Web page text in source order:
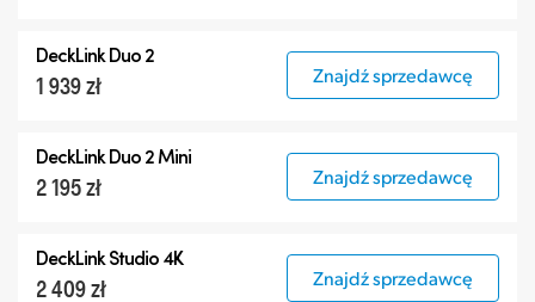
DeckLink Duo 2
1 939 zł Znajdź sprzedawcę
DeckLink Duo 2 Mini
2 195 zł Znajdź sprzedawcę
DeckLink Studio 4K
2 409 zł Znajdź sprzedawcę